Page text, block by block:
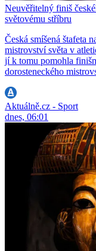
Neuvěřitelný finiš
světovému stříbru
Česká smíšená štafeta
mistrovství světa v
jí k tomu pomohla
dorosteneckého
Aktuálně.cz - Sport
dnes, 06:01